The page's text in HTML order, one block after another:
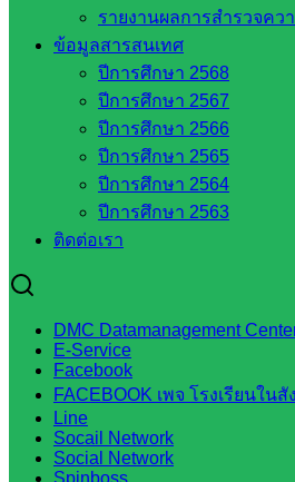
รายงานผลการสำรวจคว
ข้อมูลสารสนเทศ
ปีการศึกษา 2568
ปีการศึกษา 2567
ปีการศึกษา 2566
ปีการศึกษา 2565
ปีการศึกษา 2564
ปีการศึกษา 2563
ติดต่อเรา
DMC Datamanagement
E-Service
Facebook
FACEBOOK เพจ โรงเรียนในสั
Line
Socail Network
Social Network
Spinboss
กลุ่มบริหารงานบุคคล
กลุ่มพัฒนาครูและบุคลากรฯ
กลุ่มนิเทศติดตามและประเมิน
เว็บไซต์หลักสูตรต้านทุจริต
ห้องนิเทศ ศน.นิพนธ์ พรมพิไล
ห้องนิเทศ ศน.ชยาธิศ/ศน.อัญ
ห้องนิเทศ ดร.สราวดี เพ็งศรีโ
เว็บไซต์คณะกรรมการ ก.ต.ป.
เว็บไซต์ อ.ค.ก.ศ.เขตพื้นที่กา
ดาวน์โหลดเอกสาร
กลุ่มอำนวยการ
กลุ่มบริหารงานงานเงินและสิ
กลุ่มนโยบายและแผน
กลุ่มส่งเสริมการจัดการศึกษา
กลุ่มบริหารงานบุคคล